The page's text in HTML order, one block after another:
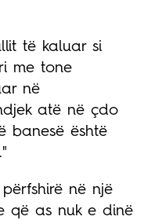
të kaluar si
me tone
në
atë në çdo
banesë është
në një
që as nuk e dinë